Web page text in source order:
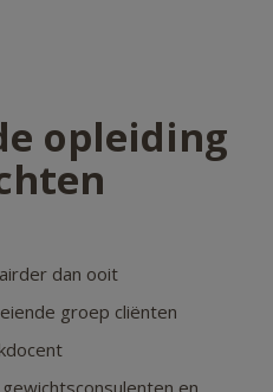
opleiding
dan ooit
groep cliënten
en